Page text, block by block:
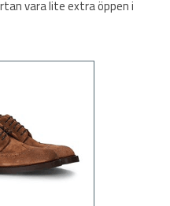
vara lite extra öppen i